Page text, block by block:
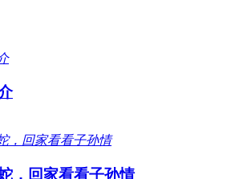
，回家看看子孙情